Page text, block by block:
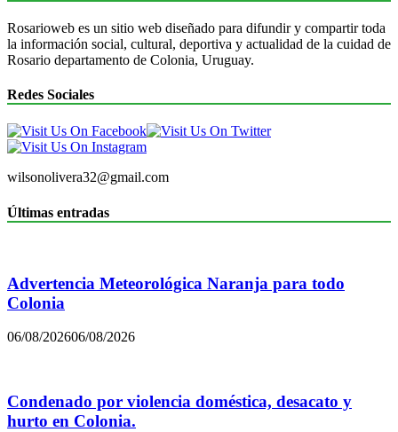
Rosarioweb es un sitio web diseñado para difundir y compartir toda
la información social, cultural, deportiva y actualidad de la cuidad de
Rosario departamento de Colonia, Uruguay.
Redes Sociales
wilsonolivera32@gmail.com
Últimas entradas
Advertencia Meteorológica Naranja para todo
Colonia
06/08/202606/08/2026
Condenado por violencia doméstica, desacato y
hurto en Colonia.